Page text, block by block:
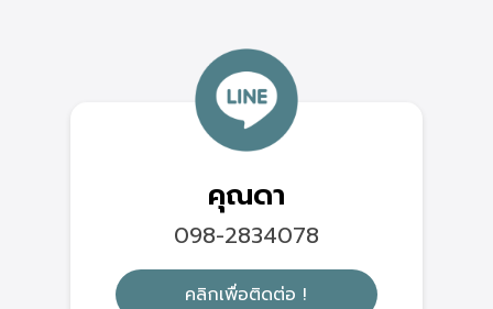
คุณดา
098-2834078
คลิกเพื่อติดต่อ !